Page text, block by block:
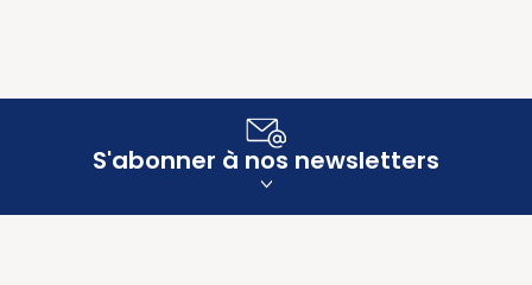
S'abonner à nos newsletters